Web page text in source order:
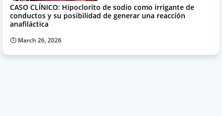
CASO CLÍNICO: Hipoclorito de sodio como irrigante de
conductos y su posibilidad de generar una reacción
anafiláctica
March 26, 2026